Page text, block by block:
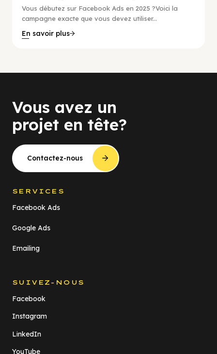
Vous débutez sur Facebook Ads en 2025 ?Voici la
campagne exacte que vous devez utiliser...
En savoir plus
Vous avez un
projet en tête?
Contactez-nous
SERVICES
Facebook Ads
Google Ads
Emailing
SUIVEZ-NOUS
Facebook
Instagram
LinkedIn
YouTube